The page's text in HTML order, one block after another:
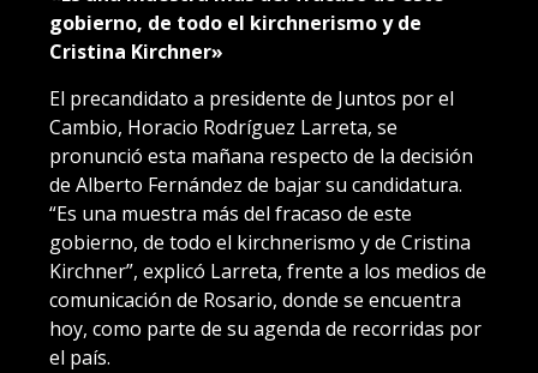
gobierno, de todo el kirchnerismo y de
Cristina Kirchner»
El precandidato a presidente de Juntos por el
Cambio, Horacio Rodríguez Larreta, se
pronunció esta mañana respecto de la decisión
de Alberto Fernández de bajar su candidatura.
“Es una muestra más del fracaso de este
gobierno, de todo el kirchnerismo y de Cristina
Kirchner”, explicó Larreta, frente a los medios de
comunicación de Rosario, donde se encuentra
hoy, como parte de su agenda de recorridas por
el país.